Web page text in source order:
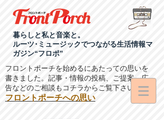
暮らしと私と音楽と。
ルーツ･ミュージックでつながる生活情報マ
ガジン“フロポ”
フロントポーチを始めるにあたっての思いを
書きました。記事・情報の投稿、ご提案、広
告などのご相談もコチラからご覧下さい。
フロントポーチへの思い